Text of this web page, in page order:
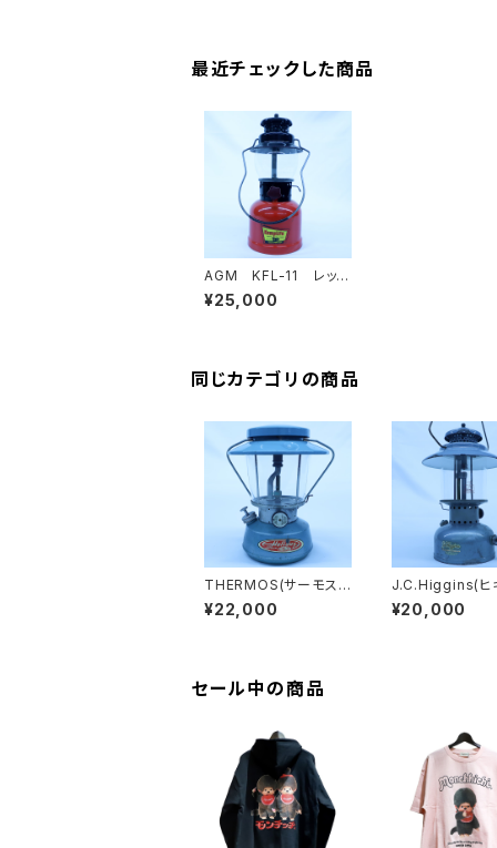
最近チェックした商品
AGM KFL-11 レッ
ド 赤 ヴィンテージラ
ンタン
¥25,000
同じカテゴリの商品
THERMOS(サーモス)
8312 ブルー ヴィ
ンテージランタン
¥22,000
J.C.Higgins(ヒ
710 74011
い ブルーグリ
¥20,000
セール中の商品